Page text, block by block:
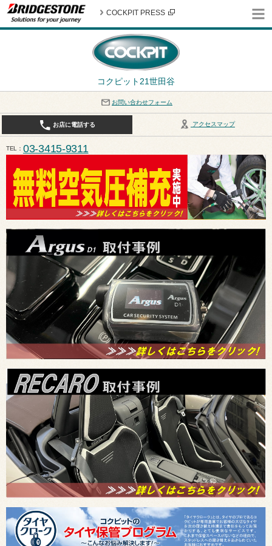
コクピット21世田谷
COCKPIT PRESS
お問い合わせフォーム
アクセスマップ
お店に電話する
TEL 03-3415-9311
平日10:30〜19:00 作業受付終了は17:30になります。 / 定休日：8月定休日は火曜日、水曜日と
ます。ご注意ください。